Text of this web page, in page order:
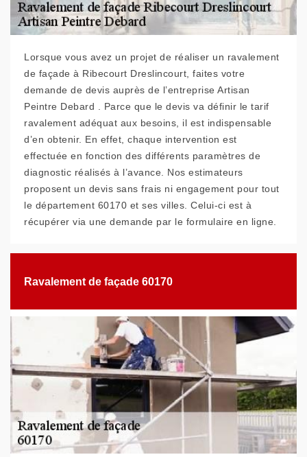
Lorsque vous avez un projet de réaliser un ravalement
de façade à Ribecourt Dreslincourt, faites votre
demande de devis auprès de l’entreprise Artisan
Peintre Debard . Parce que le devis va définir le tarif
ravalement adéquat aux besoins, il est indispensable
d’en obtenir. En effet, chaque intervention est
effectuée en fonction des différents paramètres de
diagnostic réalisés à l’avance. Nos estimateurs
proposent un devis sans frais ni engagement pour tout
le département 60170 et ses villes. Celui-ci est à
récupérer via une demande par le formulaire en ligne.
Ravalement de façade 60170